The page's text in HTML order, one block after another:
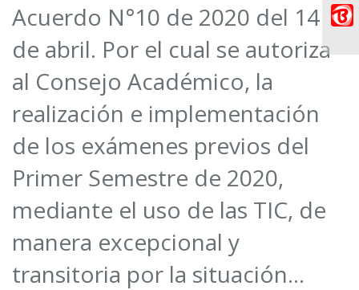
Acuerdo N°10 de 2020 del 14
de abril. Por el cual se autoriza
al Consejo Académico, la
realización e implementación
de los exámenes previos del
Primer Semestre de 2020,
mediante el uso de las TIC, de
manera excepcional y
transitoria por la situación...